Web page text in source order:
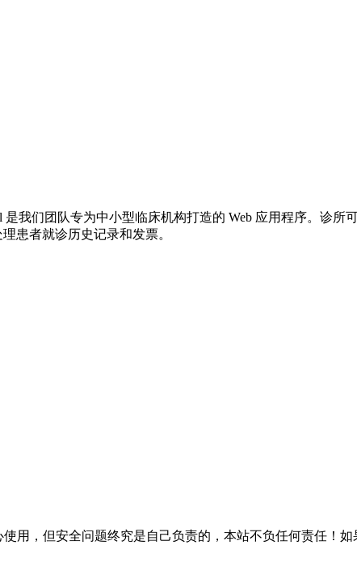
我们团队专为中小型临床机构打造的 Web 应用程序。诊
患者就诊历史记录和发票。
用，但安全问题终究是自己负责的，本站不负任何责任！如